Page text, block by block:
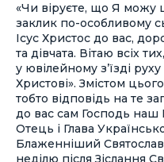
«Чи віруєте, що Я можу
заклик по-особливому
Ісус Христос до вас,
та дівчата. Вітаю всіх
у ювілейному з’їзді
Христові». Змістом
тобто відповідь на те
до вас сам Господь наш
Отець і Глава
Блаженніший Святослав
неділю після Зіслання